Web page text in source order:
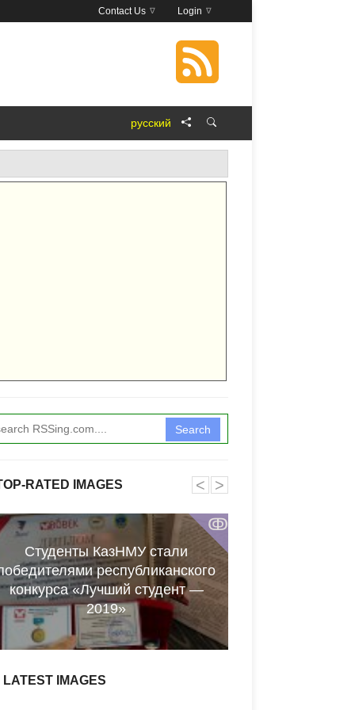
Login
Contact Us
русский
Search
RATED IMAGES
ↂ
Студенты КазНМУ стали
республиканского
конкурса «Лучший студент —
2019»
˂ ˃
LATEST IMAGES